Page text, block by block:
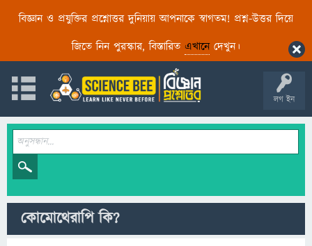
বিজ্ঞান ও প্রযুক্তির প্রশ্নোত্তর দুনিয়ায় আপনাকে স্বাগতম! প্রশ্ন-উত্তর দিয়ে
জিতে নিন পুরস্কার, বিস্তারিত এখানেদেখুন।
লগ ইন
কোমোথেরাপি কি?